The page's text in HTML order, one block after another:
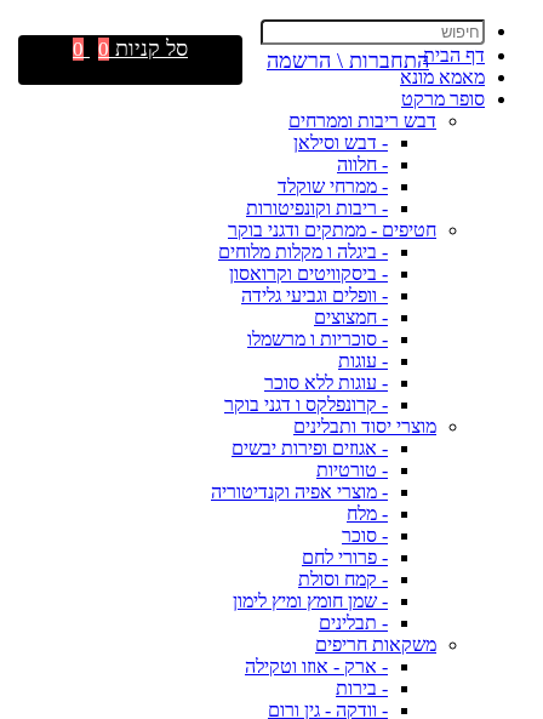
דף הבית
מאמא מונא
סופר מרקט
דבש ריבות וממרחים
- דבש וסילאן
- חלווה
- ממרחי שוקלד
- ריבות וקונפיטורות
חטיפים - ממתקים ודגני בוקר
- ביגלה ו מקלות מלוחים
- ביסקוויטים וקרואסון
- וופלים וגביעי גלידה
- חמצוצים
- סוכריות ו מרשמלו
- עוגות
- עוגות ללא סוכר
- קרונפלקס ו דגני בוקר
מוצרי יסוד ותבלינים
- אגוזים ופירות יבשים
- טורטיות
- מוצרי אפיה וקנדיטוריה
- מלח
- סוכר
- פרורי לחם
- קמח וסולת
- שמן חומץ ומיץ לימון
- תבלינים
משקאות חריפים
- ארק - אוזו וטקילה
- בירות
- וודקה - גין ורום
התחברות \ הרשמה סל קניות 0
0